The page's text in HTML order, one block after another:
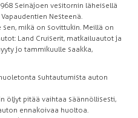
Seinäjoen vesitornin läheisellä
Nesteenä.
mikä on sovittukin. Meillä on
Land Cruiserit, matkailuautot ja
jo tammikuulle saakka,
suhtautumista auton
öljyt pitää vaihtaa säännöllisesti,
ennakoivaa huoltoa.